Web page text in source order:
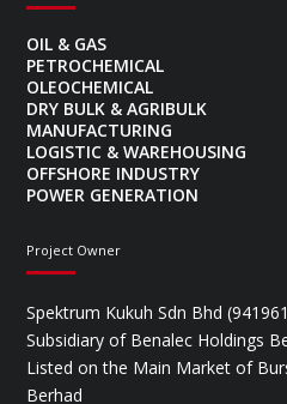
OIL & GAS
PETROCHEMICAL
OLEOCHEMICAL
DRY BULK & AGRIBULK
MANUFACTURING
LOGISTIC & WAREHOUSING
OFFSHORE INDUSTRY
POWER GENERATION
Project Owner
Spektrum Kukuh Sdn Bhd
Subsidiary of Benalec Holdings
Listed on the Main Market of
Berhad